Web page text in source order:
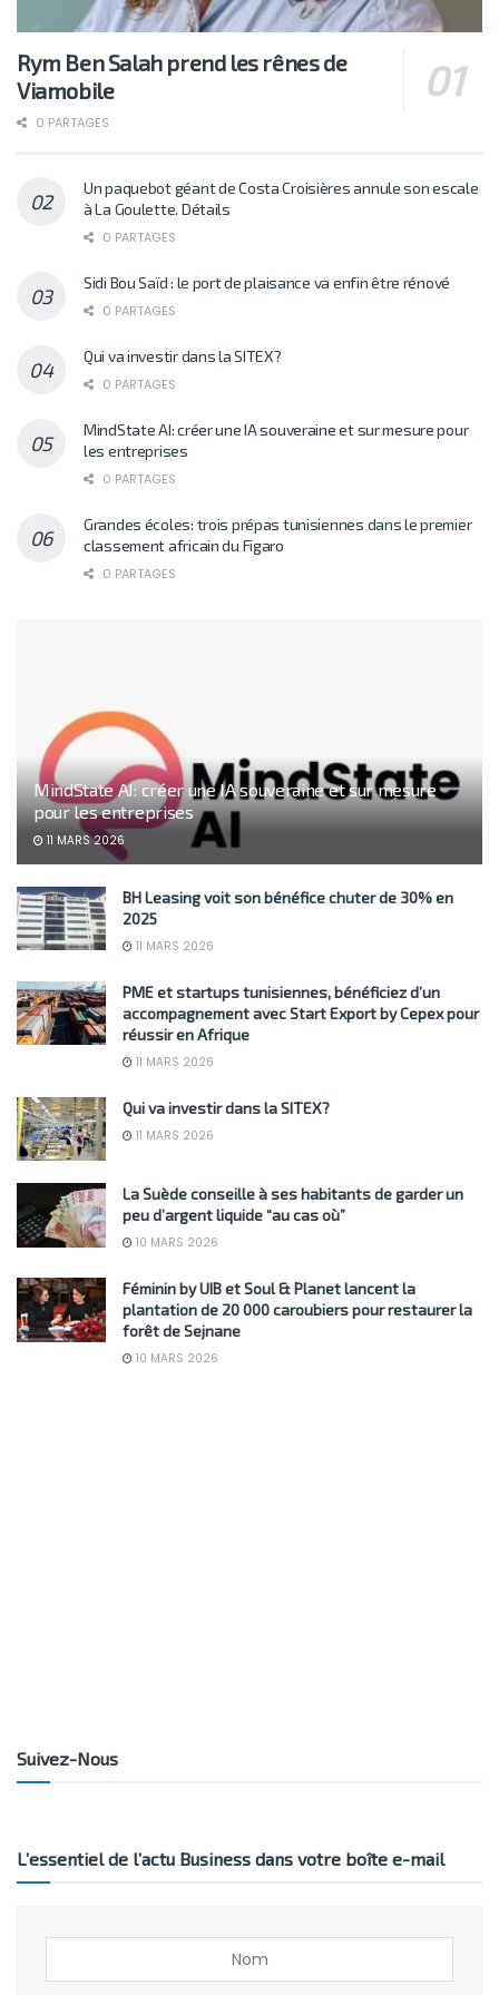
Rym Ben Salah prend les rênes de
Viamobile
0 PARTAGES
Un paquebot géant de Costa Croisières annule son escale
à La Goulette. Détails
0 PARTAGES
Sidi Bou Saïd : le port de plaisance va enfin être rénové
0 PARTAGES
Qui va investir dans la SITEX?
0 PARTAGES
MindState AI: créer une IA souveraine et sur mesure pour
les entreprises
0 PARTAGES
Grandes écoles: trois prépas tunisiennes dans le premier
classement africain du Figaro
0 PARTAGES
MindState AI: créer une IA souveraine et sur mesure
pour les entreprises
11 MARS 2026
BH Leasing voit son bénéfice chuter de 30% en
2025
11 MARS 2026
PME et startups tunisiennes, bénéficiez d’un
accompagnement avec Start Export by Cepex pour
réussir en Afrique
11 MARS 2026
Qui va investir dans la SITEX?
11 MARS 2026
La Suède conseille à ses habitants de garder un
peu d’argent liquide “au cas où”
10 MARS 2026
Féminin by UIB et Soul & Planet lancent la
plantation de 20 000 caroubiers pour restaurer la
forêt de Sejnane
10 MARS 2026
Suivez-Nous
L’essentiel de l’actu Business dans votre boîte e-mail